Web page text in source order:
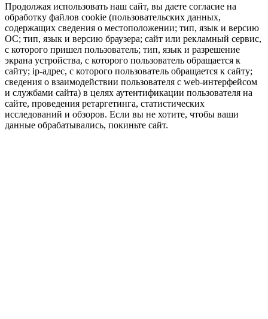
Продолжая использовать наш сайт, вы даете согласие на
обработку файлов cookie (пользовательских данных,
содержащих сведения о местоположении; тип, язык и версию
ОС; тип, язык и версию браузера; сайт или рекламный сервис,
с которого пришел пользователь; тип, язык и разрешение
экрана устройства, с которого пользователь обращается к
сайту; ip-адрес, с которого пользователь обращается к сайту;
сведения о взаимодействии пользователя с web-интерфейсом
и службами сайта) в целях аутентификации пользователя на
сайте, проведения ретаргетинга, статистических
исследований и обзоров. Если вы не хотите, чтобы ваши
данные обрабатывались, покиньте сайт.